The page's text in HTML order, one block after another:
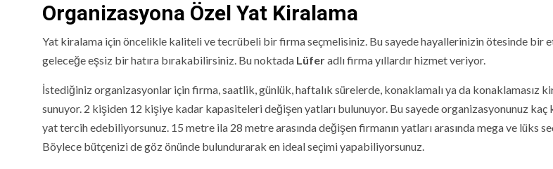
Organizasyona Özel Yat Kiralama
Yat kiralama için öncelikle kaliteli ve tecrübeli bir firma seçmelisiniz. Bu sayede hayallerinizin ötesinde bir
geleceğe eşsiz bir hatıra bırakabilirsiniz. Bu noktada Lüferadlı firma yıllardır hizmet veriyor.
İstediğiniz organizasyonlar için firma, saatlik, günlük, haftalık sürelerde, konaklamalı ya da konaklamasız
sunuyor. 2 kişiden 12 kişiye kadar kapasiteleri değişen yatları bulunuyor. Bu sayede organizasyonunuz
yat tercih edebiliyorsunuz. 15 metre ila 28 metre arasında değişen firmanın yatları arasında mega ve lüks
Böylece bütçenizi de göz önünde bulundurarak en ideal seçimi yapabiliyorsunuz.